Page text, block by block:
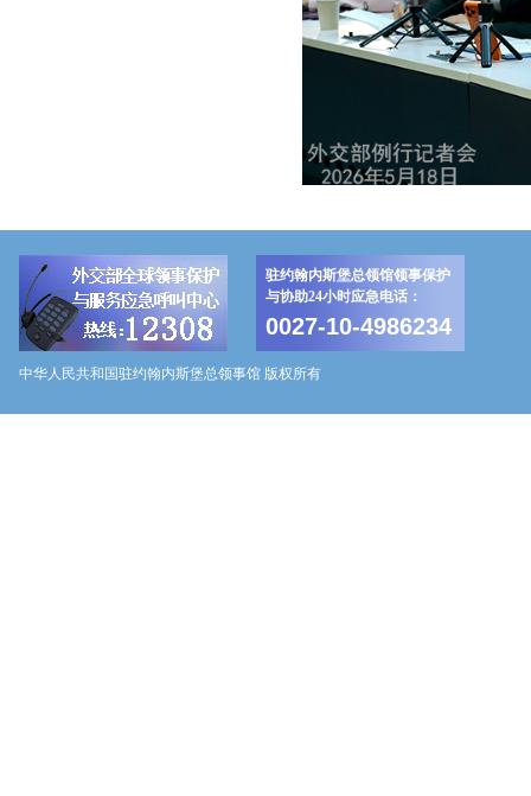
驻约翰内斯堡总领馆领事保护
与协助24小时应急电话：
0027-10-4986234
中华人民共和国驻约翰内斯堡总领事馆 版权所有